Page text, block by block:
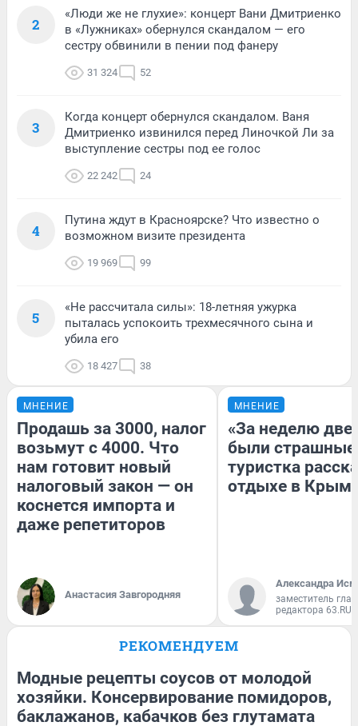
2
«Люди же не глухие»: концерт Вани Дмитриенко
в «Лужниках» обернулся скандалом — его
сестру обвинили в пении под фанеру
31 324 52
3
Когда концерт обернулся скандалом. Ваня
Дмитриенко извинился перед Линочкой Ли за
выступление сестры под ее голос
22 242 24
4
Путина ждут в Красноярске? Что известно о
возможном визите президента
19 969 99
5
«Не рассчитала силы»: 18-летняя ужурка
пыталась успокоить трехмесячного сына и
убила его
18 427 38
МНЕНИЕ
Продашь за 3000, налог
возьмут с 4000. Что
нам готовит новый
налоговый закон — он
коснется импорта и
даже репетиторов
Анастасия Завгородняя
МНЕНИЕ
«За неделю две
были
туристка
отдыхе в
Александра
заместитель
редактора 63.RU
РЕКОМЕНДУЕМ
Модные рецепты соусов от молодой
хозяйки. Консервирование помидоров,
баклажанов, кабачков без глутамата